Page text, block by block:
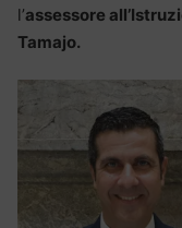
l’assessore
Tamajo.